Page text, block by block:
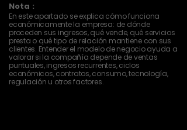
Nota :
En este apartado se explica cómo funciona
económicamente la empresa: de dónde
proceden sus ingresos, qué vende, qué servicios
presta o qué tipo de relación mantiene con sus
clientes. Entender el modelo de negocio ayuda a
valorar si la compañía depende de ventas
puntuales, ingresos recurrentes, ciclos
económicos, contratos, consumo, tecnología,
regulación u otros factores.